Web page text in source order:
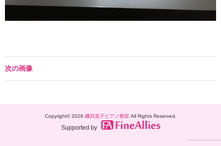
次の画像
Copyright© 2026 磯貝直子ピアノ教室All Rights Reserved.
Supported by